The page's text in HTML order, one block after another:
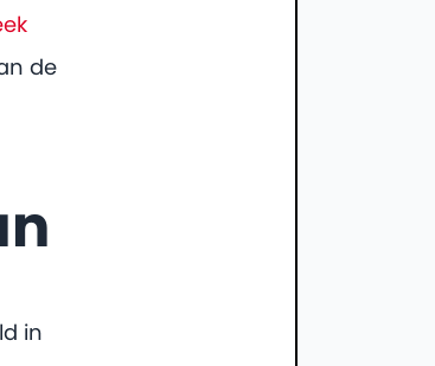
de
in